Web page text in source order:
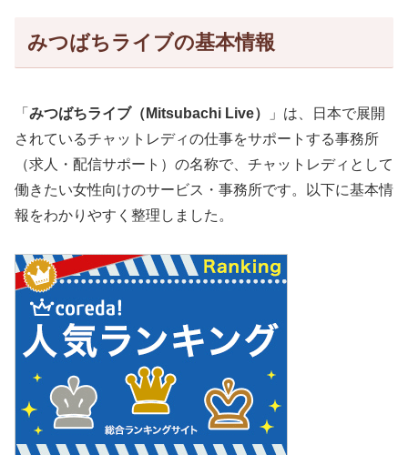
みつばちライブの基本情報
「 みつばちライブ（Mitsubachi Live）
」は、日本で展開
されているチャットレディの仕事をサポートする事務所
（求人・配信サポート）の名称で、チャットレディとして
働きたい女性向けのサービス・事務所です。以下に基本情
報をわかりやすく整理しました。